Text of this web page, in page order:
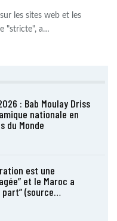
les sites web et les
"stricte", a…
: Bab Moulay Driss
nationale en
du Monde
est une
et le Maroc a
part” (source…